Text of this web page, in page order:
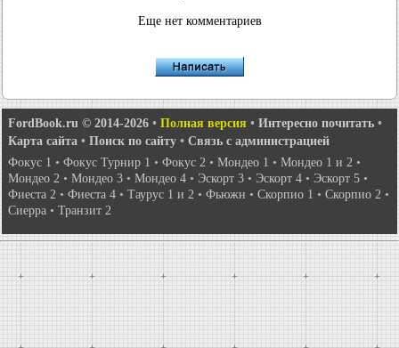
Еще нет комментариев
FordBook.ru © 2014-2026 • Полная версия • Интересно почитать •
Карта сайта • Поиск по сайту • Связь с администрацией
Фокус 1 • Фокус Турнир 1 • Фокус 2 • Мондео 1 • Мондео 1 и 2 •
Мондео 2 • Мондео 3 • Мондео 4 • Эскорт 3 • Эскорт 4 • Эскорт 5 •
Фиеста 2 • Фиеста 4 • Таурус 1 и 2 • Фьюжн • Скорпио 1 • Скорпио 2 •
Сиерра • Транзит 2